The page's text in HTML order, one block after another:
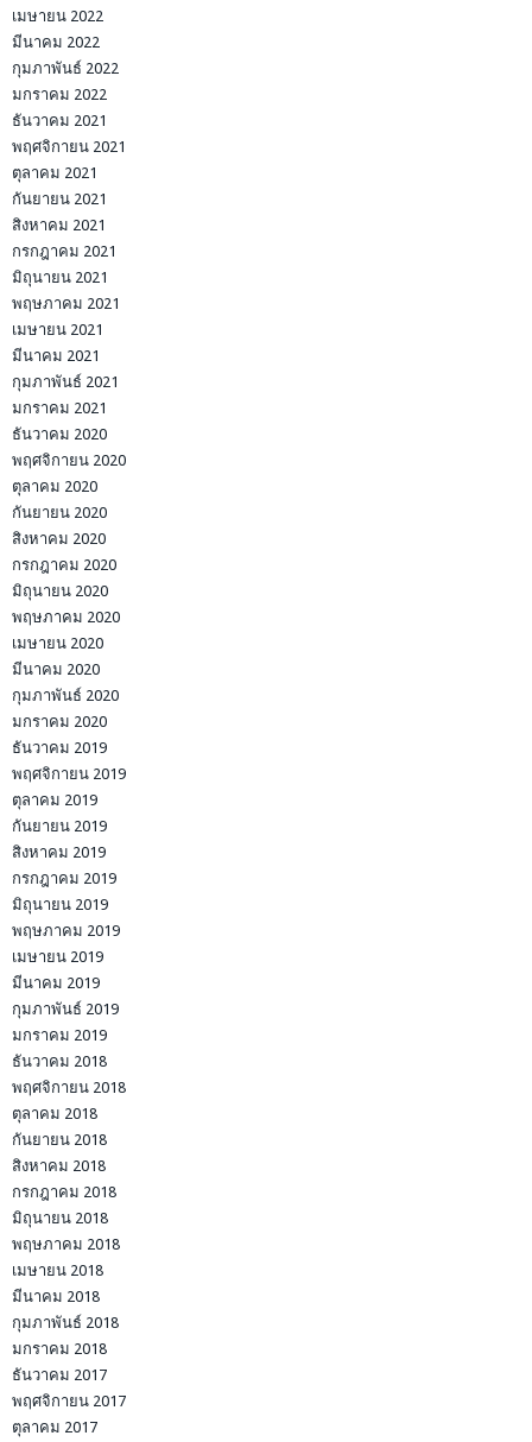
เมษายน 2022
มีนาคม 2022
กุมภาพันธ์ 2022
มกราคม 2022
ธันวาคม 2021
พฤศจิกายน 2021
ตุลาคม 2021
กันยายน 2021
สิงหาคม 2021
กรกฎาคม 2021
มิถุนายน 2021
พฤษภาคม 2021
เมษายน 2021
มีนาคม 2021
กุมภาพันธ์ 2021
มกราคม 2021
ธันวาคม 2020
พฤศจิกายน 2020
ตุลาคม 2020
กันยายน 2020
สิงหาคม 2020
กรกฎาคม 2020
มิถุนายน 2020
พฤษภาคม 2020
เมษายน 2020
มีนาคม 2020
กุมภาพันธ์ 2020
มกราคม 2020
ธันวาคม 2019
พฤศจิกายน 2019
ตุลาคม 2019
กันยายน 2019
สิงหาคม 2019
กรกฎาคม 2019
มิถุนายน 2019
พฤษภาคม 2019
เมษายน 2019
มีนาคม 2019
กุมภาพันธ์ 2019
มกราคม 2019
ธันวาคม 2018
พฤศจิกายน 2018
ตุลาคม 2018
กันยายน 2018
สิงหาคม 2018
กรกฎาคม 2018
มิถุนายน 2018
พฤษภาคม 2018
เมษายน 2018
มีนาคม 2018
กุมภาพันธ์ 2018
มกราคม 2018
ธันวาคม 2017
พฤศจิกายน 2017
ตุลาคม 2017